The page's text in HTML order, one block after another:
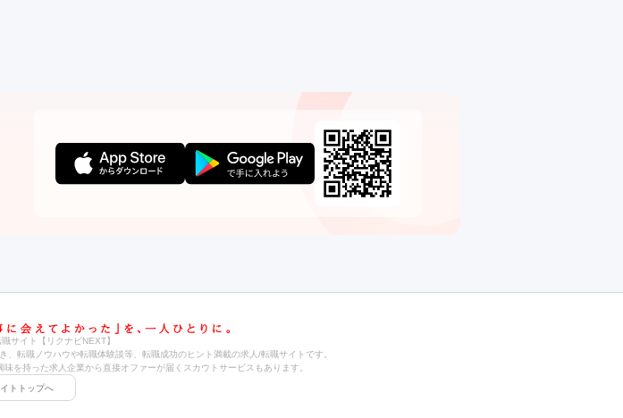
サイト【リクナビNEXT】
転職ノウハウや転職体験談等、転職成功のヒント満載の求人/転職サイトです。
を持った求人企業から直接オファーが届くスカウトサービスもあります。
トトップへ